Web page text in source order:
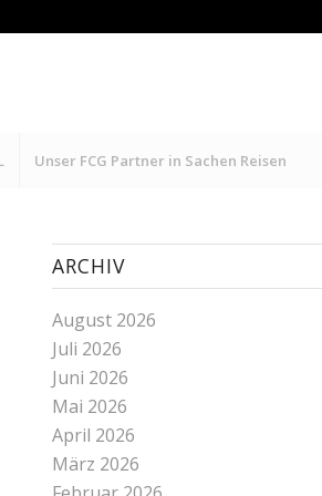
Unser FCG Partner in Sachen Reisen
ARCHIV
August 2026
Juli 2026
Juni 2026
Mai 2026
April 2026
März 2026